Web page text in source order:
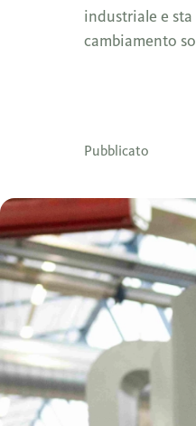
industriale e
cambiamento
Pubblicato